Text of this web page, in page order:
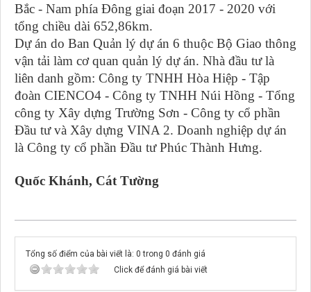
Bắc - Nam phía Đông giai đoạn 2017 - 2020 với
tổng chiều dài 652,86km.
Dự án do Ban Quản lý dự án 6 thuộc Bộ Giao thông
vận tải làm cơ quan quản lý dự án. Nhà đầu tư là
liên danh gồm: Công ty TNHH Hòa Hiệp - Tập
đoàn CIENCO4 - Công ty TNHH Núi Hồng - Tổng
công ty Xây dựng Trường Sơn - Công ty cổ phần
Đầu tư và Xây dựng VINA 2. Doanh nghiệp dự án
là Công ty cổ phần Đầu tư Phúc Thành Hưng.
Quốc Khánh, Cát Tường
Tổng số điểm của bài viết là: 0 trong 0 đánh giá
Click để đánh giá bài viết